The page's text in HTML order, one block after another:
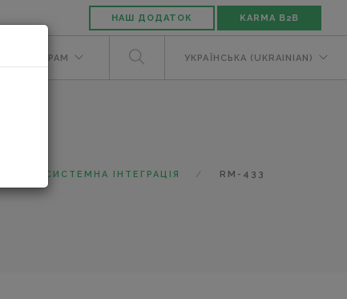
НАШ ДОДАТОК KARMA B2B
ДИЛЕРАМ УКРАЇНСЬКА (UKRAINIAN)
СИСТЕМНА ІНТЕГРАЦІЯ RM-433